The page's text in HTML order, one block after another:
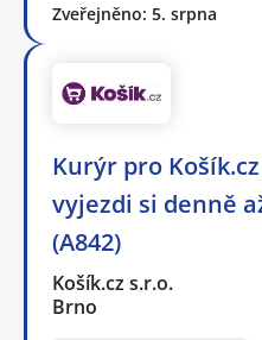
Zveřejněno: 5. srpna
Kurýr pro
vyjezdi si denně
(A842)
Košík.cz s.r.o.
Brno